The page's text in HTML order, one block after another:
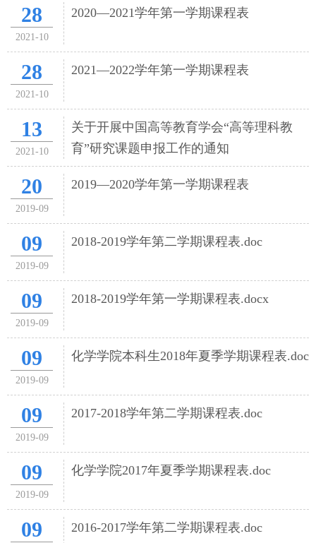
28
2021-10
2020—2021学年第一学期课程表
28
2021-10
2021—2022学年第一学期课程表
13
2021-10
关于开展中国高等教育学会“高等理科教
育”研究课题申报工作的通知
20
2019-09
2019—2020学年第一学期课程表
09
2019-09
2018-2019学年第二学期课程表.doc
09
2019-09
2018-2019学年第一学期课程表.docx
09
2019-09
化学学院本科生2018年夏季学期课程表.doc
09
2019-09
2017-2018学年第二学期课程表.doc
09
2019-09
化学学院2017年夏季学期课程表.doc
09 2016-2017学年第二学期课程表.doc